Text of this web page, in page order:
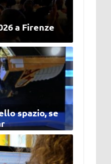
a Firenze
spazio, se